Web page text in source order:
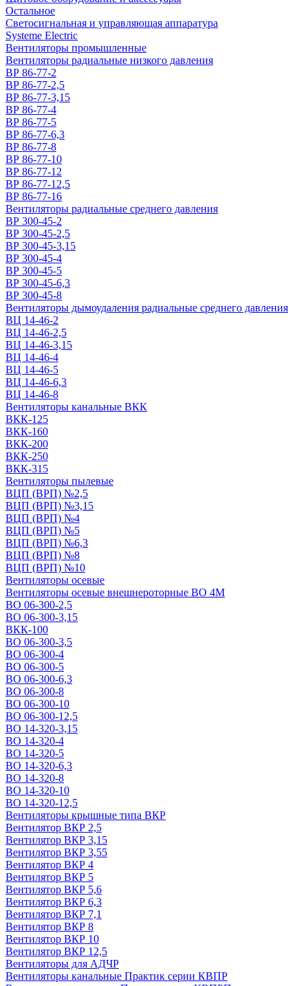
Остальное
Светосигнальная и управляющая аппаратура
Systeme Electric
Вентиляторы промышленные
Вентиляторы радиальные низкого давления
ВР 86-77-2
ВР 86-77-2,5
ВР 86-77-3,15
ВР 86-77-4
ВР 86-77-5
ВР 86-77-6,3
ВР 86-77-8
ВР 86-77-10
ВР 86-77-12
ВР 86-77-12,5
ВР 86-77-16
Вентиляторы радиальные среднего давления
ВР 300-45-2
ВР 300-45-2,5
ВР 300-45-3,15
ВР 300-45-4
ВР 300-45-5
ВР 300-45-6,3
ВР 300-45-8
Вентиляторы дымоудаления радиальные среднего давления
ВЦ 14-46-2
ВЦ 14-46-2,5
ВЦ 14-46-3,15
ВЦ 14-46-4
ВЦ 14-46-5
ВЦ 14-46-6,3
ВЦ 14-46-8
Вентиляторы канальные ВКК
ВКК-125
ВКК-160
ВКК-200
ВКК-250
ВКК-315
Вентиляторы пылевые
ВЦП (ВРП) №2,5
ВЦП (ВРП) №3,15
ВЦП (ВРП) №4
ВЦП (ВРП) №5
ВЦП (ВРП) №6,3
ВЦП (ВРП) №8
ВЦП (ВРП) №10
Вентиляторы осевые
Вентиляторы осевые внешнероторные ВО 4М
ВО 06-300-2,5
ВО 06-300-3,15
ВКК-100
ВО 06-300-3,5
ВО 06-300-4
ВО 06-300-5
ВО 06-300-6,3
ВО 06-300-8
ВО 06-300-10
ВО 06-300-12,5
ВО 14-320-3,15
ВО 14-320-4
ВО 14-320-5
ВО 14-320-6,3
ВО 14-320-8
ВО 14-320-10
ВО 14-320-12,5
Вентиляторы крышные типа ВКР
Вентилятор ВКР 2,5
Вентилятор ВКР 3,15
Вентилятор ВКР 3,55
Вентилятор ВКР 4
Вентилятор ВКР 5
Вентилятор ВКР 5,6
Вентилятор ВКР 6,3
Вентилятор ВКР 7,1
Вентилятор ВКР 8
Вентилятор ВКР 10
Вентилятор ВКР 12,5
Вентиляторы для АДЧР
Вентиляторы канальные Практик серии КВПР